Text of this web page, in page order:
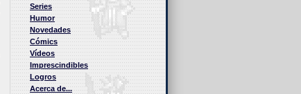
Series
Humor
Novedades
Cómics
Vídeos
Imprescindibles
Logros
Acerca de...